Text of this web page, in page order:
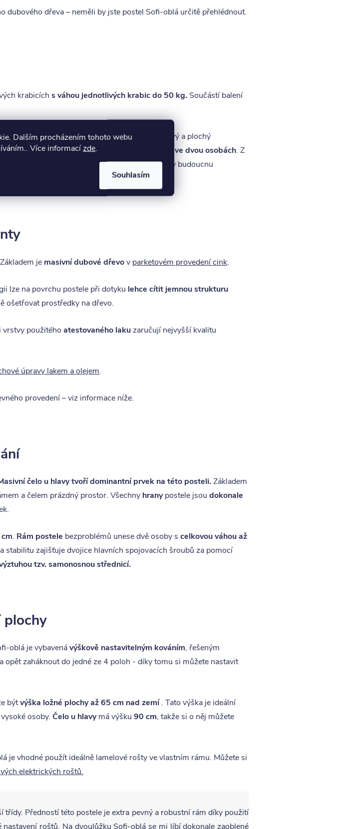
Dalším procházením tohoto webu
Více informacízde.
Souhlasím
dřeva – neměli by jste postel Sofi-oblá určitě přehlédnout.
krabicích s váhou jednotlivých krabic do 50 kg. Součástí balení
je kladívko na zatloukání kolíků, klasický křížový a plochý
půl hodiny práce,montáž je vhodné provádět ve dvou osobách. Z
. Postel je tedy možno kdykoli v budoucnu
je masivní dubové dřevov parketovém provedení cink.
lze na povrchu postele při dotyku lehce cítit jemnou strukturu
ošetřovat prostředky na dřevo.
vrstvy použitého atestovaného lakuzaručují nejvyšší kvalitu
úpravy lakem a olejem.
provedení – viz informace níže.
čelo u hlavy tvoří dominantní prvek na této posteli.Základem
a čelem prázdný prostor. Všechny hranypostele jsou dokonale
. Rám postele bezproblémů unese dvě osoby s celkovou váhou až
stabilitu zajišťuje dvojice hlavních spojovacích šroubů za pomocí
tzv. samonosnou střednicí.
plochy
oblá je vybavenávýškově nastavitelným kováním, řešeným
zaháknout do jedné ze 4 poloh - díky tomu si můžete nastavit
býtvýška ložné plochy až 65 cm nad zemí. Tato výška je ideální
osoby. Čelo u hlavymá výšku 90 cm, takže si o něj můžete
je vhodné použít ideálně lamelové rošty ve vlastním rámu. Můžete si
elektrických roštů.
Předností této postele je extra pevný a robustní rám díky použití
roštů. Na dvoulůžku Sofi-oblá se mi líbí dokonale zaoblené